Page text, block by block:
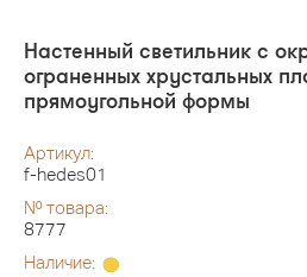
Настенный светильник с
ограненных хрустальных
прямоугольной формы
Артикул:
f-hedes01
№ товара:
8777
Наличие: